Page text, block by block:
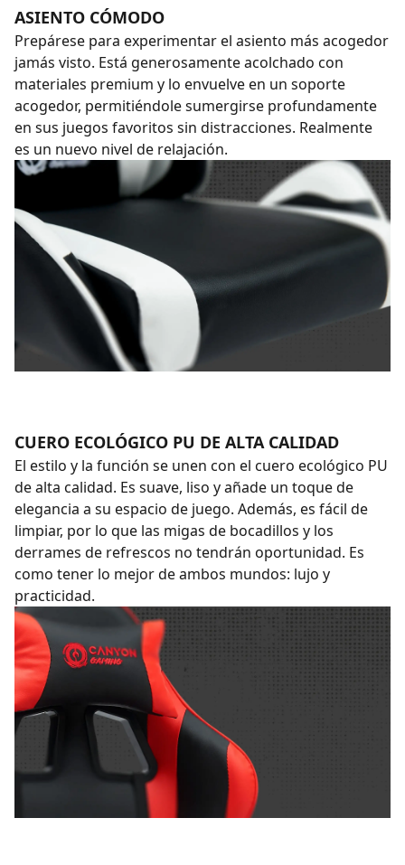
ASIENTO CÓMODO
Prepárese para experimentar el asiento más acogedor
jamás visto. Está generosamente acolchado con
materiales premium y lo envuelve en un soporte
acogedor, permitiéndole sumergirse profundamente
en sus juegos favoritos sin distracciones. Realmente
es un nuevo nivel de relajación.
CUERO ECOLÓGICO PU DE ALTA CALIDAD
El estilo y la función se unen con el cuero ecológico PU
de alta calidad. Es suave, liso y añade un toque de
elegancia a su espacio de juego. Además, es fácil de
limpiar, por lo que las migas de bocadillos y los
derrames de refrescos no tendrán oportunidad. Es
como tener lo mejor de ambos mundos: lujo y
practicidad.